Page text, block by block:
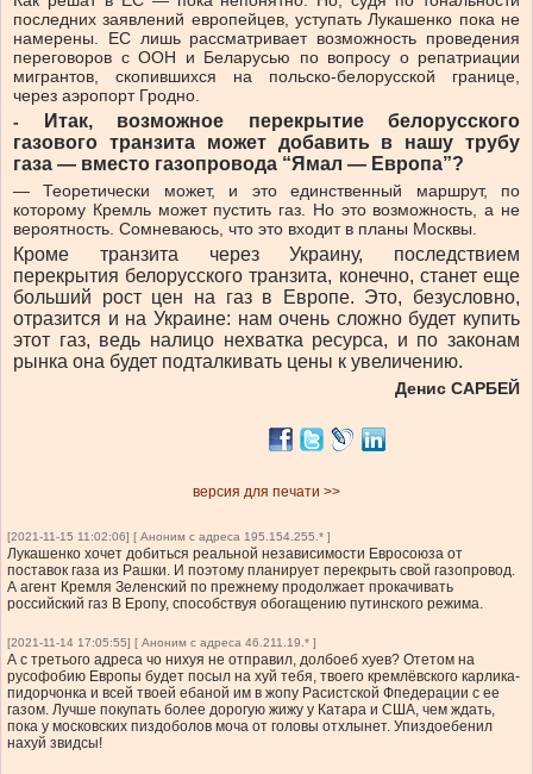
последних заявлений европейцев, уступать Лукашенко пока не
намерены. ЕС лишь рассматривает возможность проведения
переговоров с ООН и Беларусью по вопросу о репатриации
мигрантов, скопившихся на польско-белорусской границе,
через аэропорт Гродно.
-
Итак, возможное перекрытие белорусского
газового транзита может добавить в нашу трубу
газа — вместо газопровода “Ямал — Европа”?
— Теоретически может, и это единственный маршрут, по
которому Кремль может пустить газ. Но это возможность, а не
вероятность. Сомневаюсь, что это входит в планы Москвы.
Кроме транзита через Украину, последствием
перекрытия белорусского транзита, конечно, станет еще
больший рост цен на газ в Европе. Это, безусловно,
отразится и на Украине: нам очень сложно будет купить
этот газ, ведь налицо нехватка ресурса, и по законам
рынка она будет подталкивать цены к увеличению.
Денис САРБЕЙ
версия для печати >>
[2021-11-15 11:02:06] [ Аноним с адреса 195.154.255.* ]
Лукашенко хочет добиться реальной независимости Евросоюза от
поставок газа из Рашки. И поэтому планирует перекрыть свой газопровод.
А агент Кремля Зеленский по прежнему продолжает прокачивать
российский газ В Еропу, способствуя обогащению путинского режима.
[2021-11-14 17:05:55] [ Аноним с адреса 46.211.19.* ]
А с третього адреса чо нихуя не отправил, долбоеб хуев? Отетом на
русофобию Европы будет посыл на хуй тебя, твоего кремлёвского карлика-
пидорчонка и всей твоей ебаной им в жопу Расистской Фпедерации с ее
газом. Лучше покупать более дорогую жижу у Катара и США, чем ждать,
пока у московских пиздоболов моча от головы отхлынет. Упиздоебенил
нахуй звидсы!